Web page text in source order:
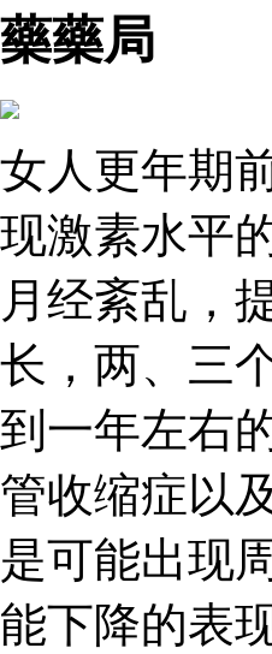
藥藥局
女人更年期
现激素水平
月经紊乱，
长，两、三
到一年左右
管收缩症以
是可能出现
能下降的表